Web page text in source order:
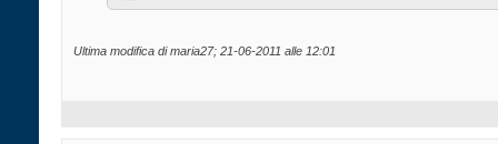
Ultima modifica di maria27; 21-06-2011 alle 12:01